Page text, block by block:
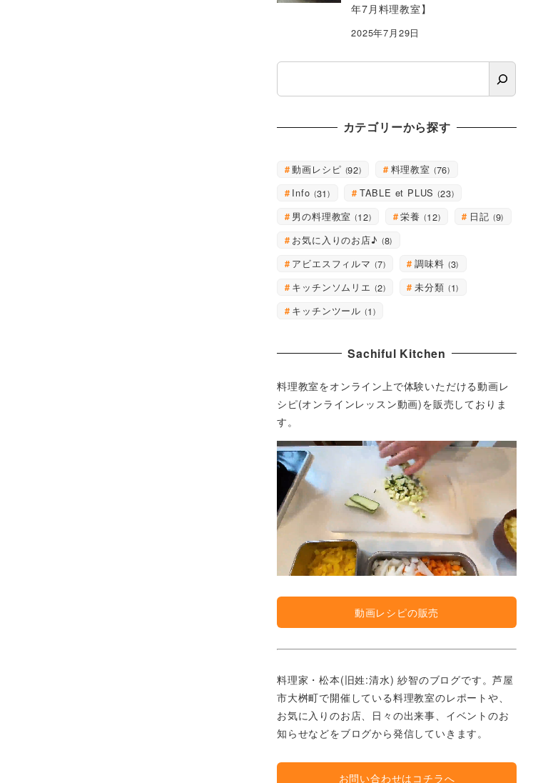
年7月料理教室】
2025年7月29日
カテゴリーから探す
動画レシピ 92 料理教室 76
Info 31 TABLE et PLUS 23
男の料理教室
12 栄養 12 日記 9
お気に入りのお店♪ 8
アビエスフィルマ 7 調味料 3
キッチンソムリエ 2 未分類 1
キッチンツール 1
Sachiful Kitchen
料理教室をオンライン上で体験いただける動画レ
シピ(オンラインレッスン動画)を販売しておりま
す。
動画レシピの販売
料理家・松本(旧姓:清水) 紗智のブログです。芦屋
市大桝町で開催している料理教室のレポートや、
お気に入りのお店、日々の出来事、イベントのお
知らせなどをブログから発信していきます。
お問い合わせはコチラへ